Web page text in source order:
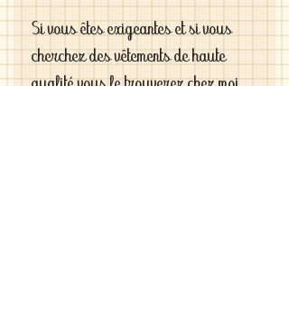
Si vous êtes exigeantes et si vous
cherchez des vêtements de haute
qualité vous le trouverez chez moi .